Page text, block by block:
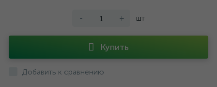
- + шт
Купить
Добавить к сравнению